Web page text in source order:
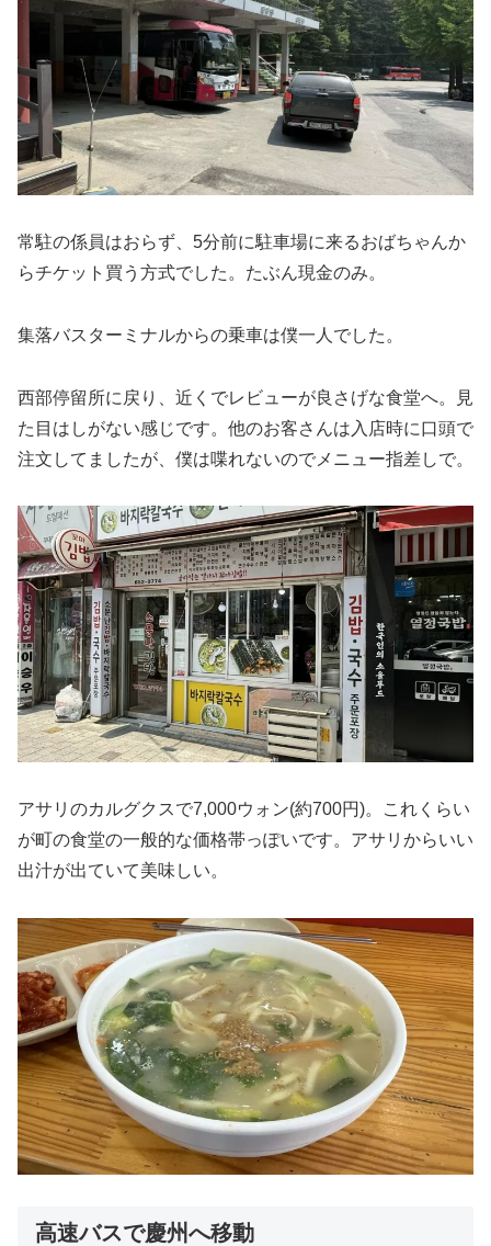
常駐の係員はおらず、5分前に駐車場に来るおばちゃんか
らチケット買う方式でした。たぶん現金のみ。
集落バスターミナルからの乗車は僕一人でした。
西部停留所に戻り、近くでレビューが良さげな食堂へ。見
た目はしがない感じです。他のお客さんは入店時に口頭で
注文してましたが、僕は喋れないのでメニュー指差しで。
アサリのカルグクスで7,000ウォン(約700円)。これくらい
が町の食堂の一般的な価格帯っぽいです。アサリからいい
出汁が出ていて美味しい。
高速バスで慶州へ移動